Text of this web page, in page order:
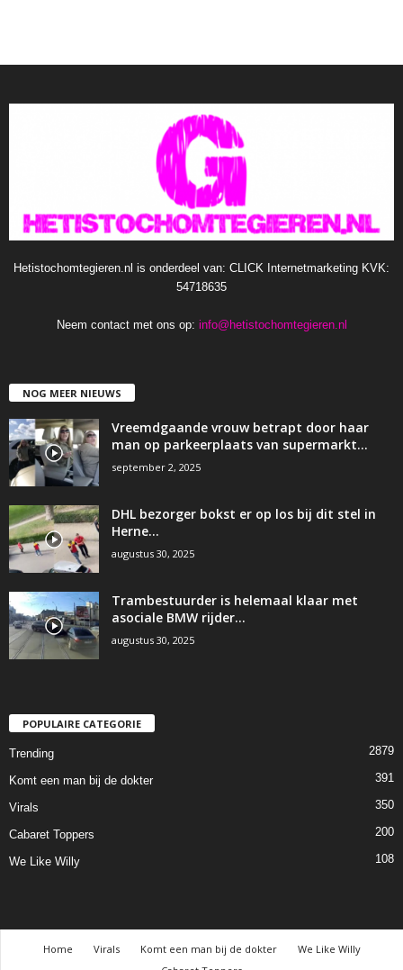
Hetistochomtegieren.nl is onderdeel van: CLICK Internetmarketing KVK:
54718635
Neem contact met ons op: info@hetistochomtegieren.nl
NOG MEER NIEUWS
Vreemdgaande vrouw betrapt door haar
man op parkeerplaats van supermarkt…
september 2, 2025
DHL bezorger bokst er op los bij dit stel in
Herne…
augustus 30, 2025
Trambestuurder is helemaal klaar met
asociale BMW rijder…
augustus 30, 2025
POPULAIRE CATEGORIE
Trending 2879
Komt een man bij de dokter 391
Virals 350
Cabaret Toppers 200
We Like Willy 108
Home Virals Komt een man bij de dokter
We Like Willy